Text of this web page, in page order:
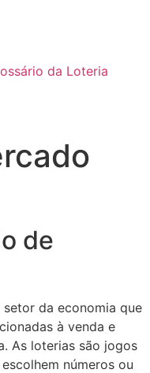
da Loteria
de
da economia que
à venda e
As loterias são jogos
números ou